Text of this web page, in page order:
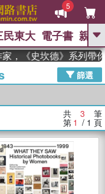
5
GO
吾 高希均教授回憶錄
、 父親節 、 花開錦
數學女孩：黎曼猜想
如果歷史是一
漫遊錄
民東大 電子書 親子
，《史坎德》系列帶
篩選
共 3 筆
第 1 / 1 頁